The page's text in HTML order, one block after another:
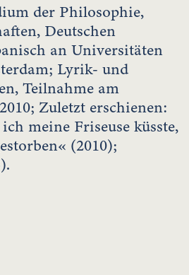
der Philosophie,
Deutschen
an Universitäten
Lyrik- und
Teilnahme am
Zuletzt erschienen:
meine Friseuse küsste,
(2010);